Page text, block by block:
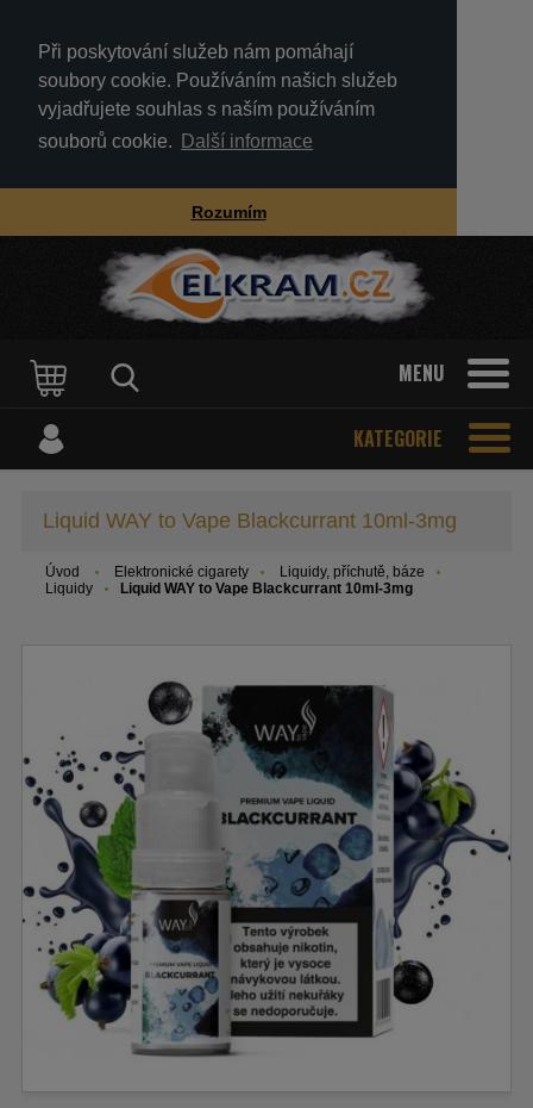
Při poskytování služeb nám pomáhají
soubory cookie. Používáním našich služeb
vyjadřujete souhlas s naším používáním
souborů cookie.
Další informace
Rozumím
MENU
KATEGORIE
Liquid WAY to Vape Blackcurrant 10ml-3mg
Úvod Elektronické cigarety
Liquidy, příchutě, báze
Liquidy
Liquid WAY to Vape Blackcurrant 10ml-3mg